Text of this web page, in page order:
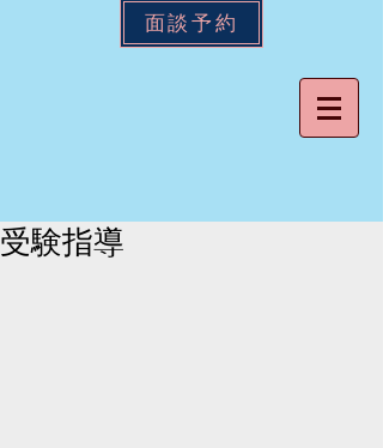
面談予約
受験指導